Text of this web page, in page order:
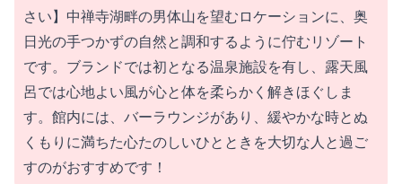
さい】中禅寺湖畔の男体山を望むロケーションに、奥
日光の手つかずの自然と調和するように佇むリゾート
です。ブランドでは初となる温泉施設を有し、露天風
呂では心地よい風が心と体を柔らかく解きほぐしま
す。館内には、バーラウンジがあり、緩やかな時とぬ
くもりに満ちた心たのしいひとときを大切な人と過ご
すのがおすすめです！